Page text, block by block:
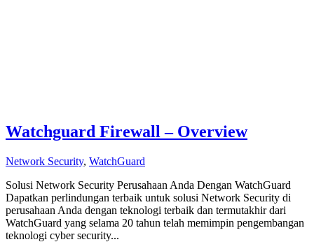
Watchguard Firewall – Overview
Network Security, WatchGuard
Solusi Network Security Perusahaan Anda Dengan WatchGuard
Dapatkan perlindungan terbaik untuk solusi Network Security di
perusahaan Anda dengan teknologi terbaik dan termutakhir dari
WatchGuard yang selama 20 tahun telah memimpin pengembangan
teknologi cyber security...